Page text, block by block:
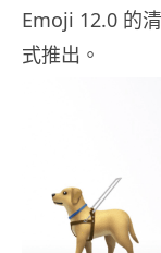
Emoji 12.0 的
式推出。